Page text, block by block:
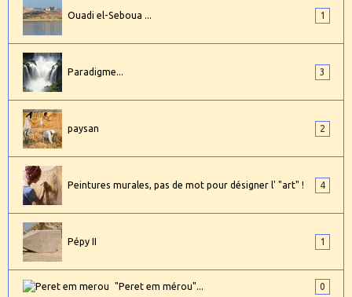
Ouadi el-Seboua ... 1
Paradigme... 3
paysan 2
Peintures murales, pas de mot pour désigner l' "art" ! 4
Pépy II 1
"Peret em mérou"... 0